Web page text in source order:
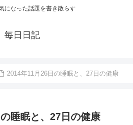
になった話題を書き散らす
毎日日記
2014年11月26日の睡眠と、27日の健康
睡眠と、27日の健康